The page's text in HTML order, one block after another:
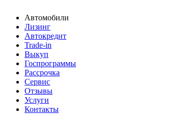
Автомобили
Лизинг
Автокредит
Trade-in
Выкуп
Госпрограммы
Рассрочка
Сервис
Отзывы
Услуги
Контакты